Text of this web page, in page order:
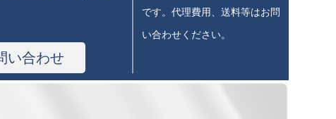
い合わせ
です。代理費用、送料等はお問
い合わせください。